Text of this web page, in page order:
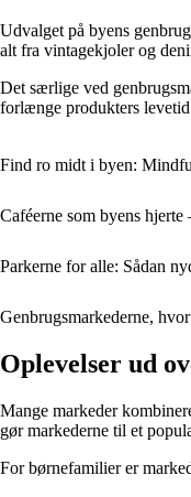
Udvalget på byens
alt fra vintagekjoler og
Det særlige ved
forlænge produkters
Find ro midt i byen:
Caféerne som byens
Parkerne for alle: Sådan
Genbrugsmarkederne,
Oplevelser ud
Mange markeder
gør markederne til et
For børnefamilier er